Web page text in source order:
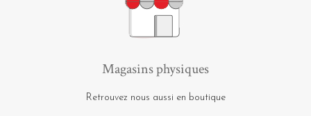
Magasins physiques
Retrouvez nous aussi en boutique